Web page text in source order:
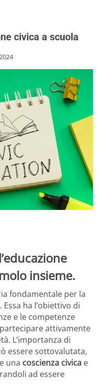
civica a scuola
insieme.
fondamentale per la
ha l’obiettivo di
e le competenze
attivamente
L’importanza di
essere sottovalutata,
una coscienza civica e
ad essere